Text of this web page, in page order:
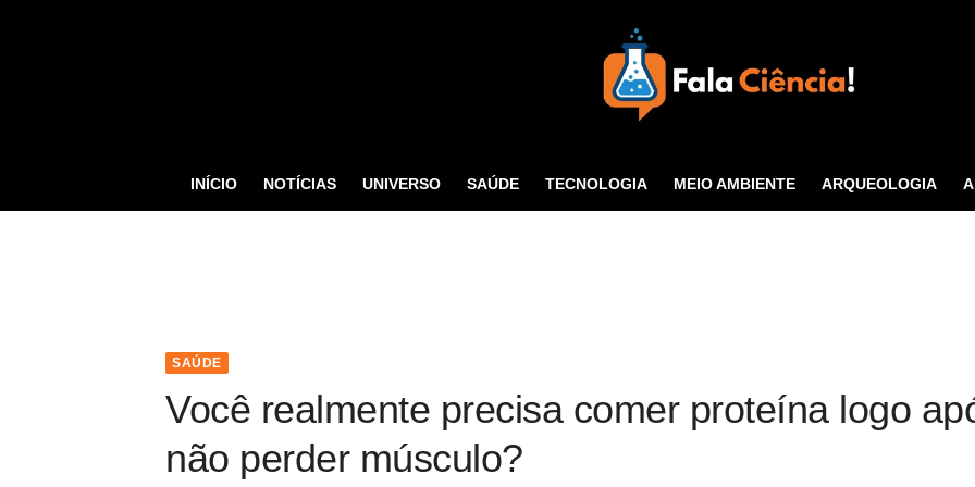
Tecnologia
INÍCIO NOTÍCIAS UNIVERSO SAÚDE TECNOLOGIA MEIO AMBIENTE ARQUEOLOGIA
SAÚDE
Você realmente precisa comer proteína logo
não perder músculo?